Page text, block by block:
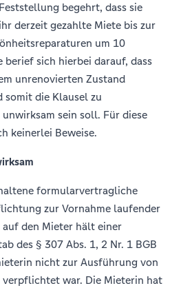
begehrt, dass sie
derzeit gezahlte Miete bis zur
um 10
berief sich hierbei darauf, dass
unrenovierten Zustand
somit die Klausel zu
sein soll. Für diese
keinerlei Beweise.
formularvertragliche
zur Vornahme laufender
den Mieter hält einer
des § 307 Abs. 1, 2 Nr. 1 BGB
nicht zur Ausführung von
war. Die Mieterin hat